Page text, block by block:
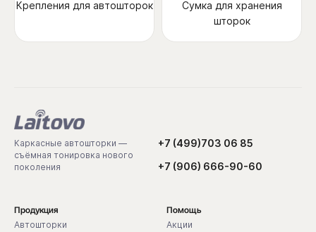
Крепления для автошторок
Сумка для хранения
шторок
Каркасные автошторки —
съёмная тонировка нового
поколения
+7 (499)703 06 85
+7 (906) 666-90-60
Продукция
Автошторки
Помощь
Акции